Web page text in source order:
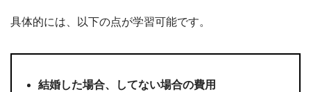
具体的には、以下の点が学習可能です。
結婚した場合、してない場合の費用